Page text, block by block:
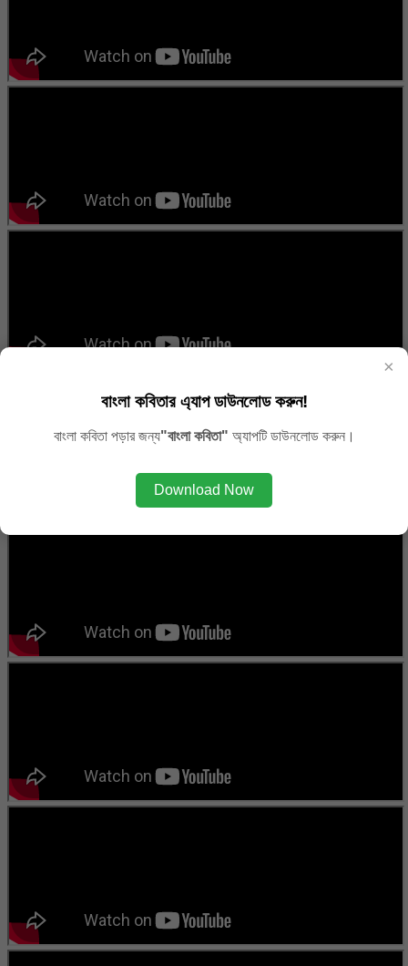
×
বাংলা কবিতার এ্যাপ ডাউনলোড করুন!
বাংলা কবিতা পড়ার জন্য"বাংলা কবিতা" অ্যাপটি ডাউনলোড করুন।
Download Now